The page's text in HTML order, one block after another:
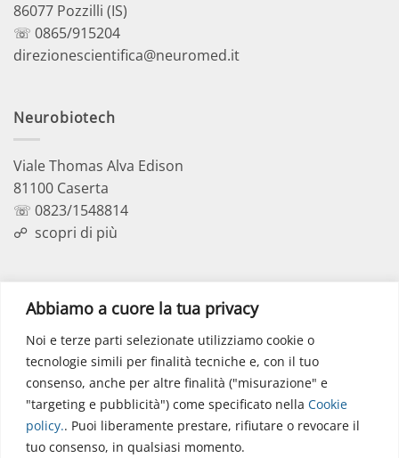
Abbiamo a cuore la tua privacy
Noi e terze parti selezionate utilizziamo cookie o
tecnologie simili per finalità tecniche e, con il tuo
consenso, anche per altre finalità ("misurazione" e
"targeting e pubblicità") come specificato nella Cookie
policy.. Puoi liberamente prestare, rifiutare o revocare il
tuo consenso, in qualsiasi momento.
86077 Pozzilli (IS)
☏ 0865/915204
direzionescientifica@neuromed.it
Neurobiotech
Viale Thomas Alva Edison
81100 Caserta
☏ 0823/1548814
☍ scopri di più
Via dell’Elettronica
86077 Pozzilli (IS)
☏ 0865/915407
segreteriapolodidattico@neuromed.it